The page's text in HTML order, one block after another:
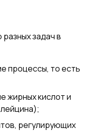
задач в
процессы, то есть
жирных кислот и
регулирующих